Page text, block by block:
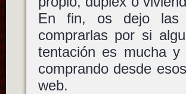
En fin, os dejo las
comprarlas por si
tentación es mucha
comprando desde
web.